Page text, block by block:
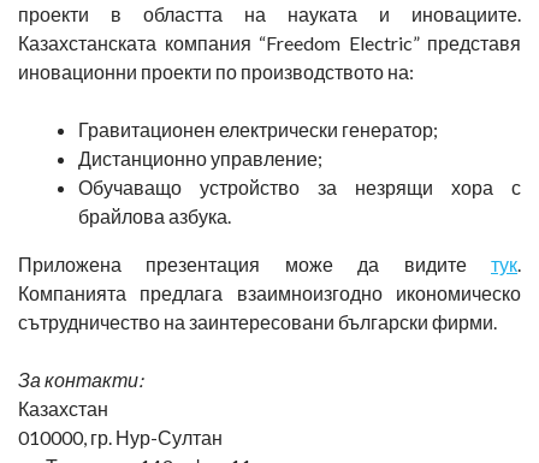
проекти в областта на науката и иновациите.
Казахстанската компания “Freedom Electric” представя
иновационни проекти по производството на:
Гравитационен електрически генератор;
Дистанционно управление;
Обучаващо устройство за незрящи хора с
брайлова азбука.
Приложена презентация може да видите тук.
Компанията предлага взаимноизгодно икономическо
сътрудничество на заинтересовани български фирми.
За контакти:
Казахстан
010000, гр. Нур-Султан